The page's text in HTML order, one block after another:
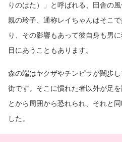
りのはた）」と呼ばれる、田舎の
親の玲子、通称レイちゃんはそこ
り、その影響もあって彼自身も男
目にあうこともあります。
森の端はヤクザやチンピラが闊歩
街です。そこに慣れた者以外が足
とから周囲から恐れられ、それと
した。